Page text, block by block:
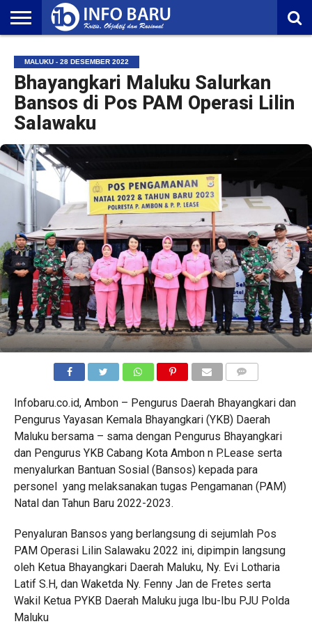
NASIONAL
AMBONIA
MALUKU
EKONOMI
POLITIK
OLAHRAGA
LIFESTYLE
REDAKSI
MALUKU - 28 DESEMBER 2022
Bhayangkari Maluku Salurkan
Bansos di Pos PAM Operasi Lilin
Salawaku
Infobaru.co.id, Ambon – Pengurus Daerah Bhayangkari dan
Pengurus Yayasan Kemala Bhayangkari (YKB) Daerah
Maluku bersama – sama dengan Pengurus Bhayangkari
dan Pengurus YKB Cabang Kota Ambon n P.Lease serta
menyalurkan Bantuan Sosial (Bansos) kepada para
personel yang melaksanakan tugas Pengamanan (PAM)
Natal dan Tahun Baru 2022-2023.
Penyaluran Bansos yang berlangsung di sejumlah Pos
PAM Operasi Lilin Salawaku 2022 ini, dipimpin langsung
oleh Ketua Bhayangkari Daerah Maluku, Ny. Evi Lotharia
Latif S.H, dan Waketda Ny. Fenny Jan de Fretes serta
Wakil Ketua PYKB Daerah Maluku juga Ibu-Ibu PJU Polda
Maluku